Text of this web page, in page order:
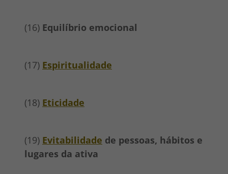
(16) Equilíbrio emocional
(17) Espiritualidade
(18) Eticidade
(19) Evitabilidade de pessoas, hábitos e
lugares da ativa